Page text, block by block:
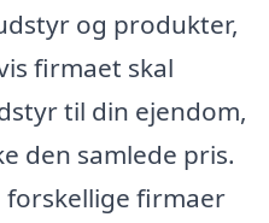
og produkter,
firmaet skal
til din ejendom,
den samlede pris.
firmaer